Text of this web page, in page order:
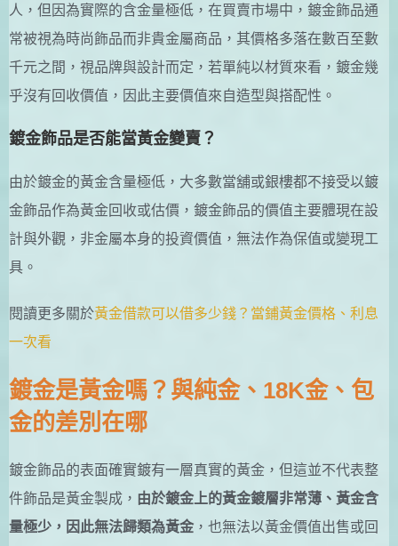
人，但因為實際的含金量極低，在買賣市場中，鍍金飾品通
常被視為時尚飾品而非貴金屬商品，其價格多落在數百至數
千元之間，視品牌與設計而定，若單純以材質來看，鍍金幾
乎沒有回收價值，因此主要價值來自造型與搭配性。
鍍金飾品是否能當黃金變賣？
由於鍍金的黃金含量極低，大多數當舖或銀樓都不接受以鍍
金飾品作為黃金回收或估價，鍍金飾品的價值主要體現在設
計與外觀，非金屬本身的投資價值，無法作為保值或變現工
具。
閱讀更多關於黃金借款可以借多少錢？當鋪黃金價格、利息
一次看
鍍金是黃金嗎？與純金、18K金、包
金的差別在哪
鍍金飾品的表面確實鍍有一層真實的黃金，但這並不代表整
件飾品是黃金製成， 由於鍍金上的黃金鍍層非常薄、黃金含
量極少，因此無法歸類為黃金 ，也無法以黃金價值出售或回